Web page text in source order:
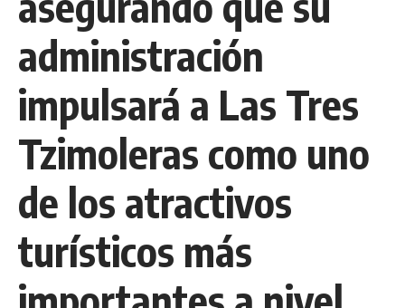
administración
impulsará a Las Tres
Tzimoleras como uno
de los atractivos
turísticos más